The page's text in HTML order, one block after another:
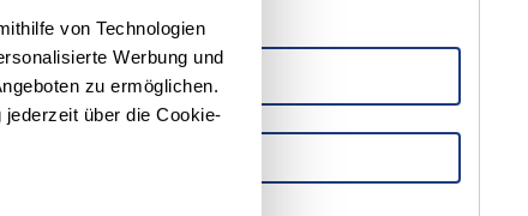
von Technologien
Werbung und
zu ermöglichen.
über die Cookie-
anfragen